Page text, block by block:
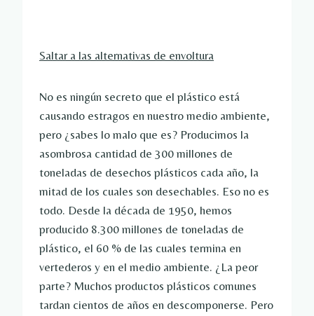
Saltar a las alternativas de envoltura
No es ningún secreto que el plástico está
causando estragos en nuestro medio ambiente,
pero ¿sabes lo malo que es? Producimos la
asombrosa cantidad de 300 millones de
toneladas de desechos plásticos cada año, la
mitad de los cuales son desechables. Eso no es
todo. Desde la década de 1950, hemos
producido 8.300 millones de toneladas de
plástico, el 60 % de las cuales termina en
vertederos y en el medio ambiente. ¿La peor
parte? Muchos productos plásticos comunes
tardan cientos de años en descomponerse. Pero